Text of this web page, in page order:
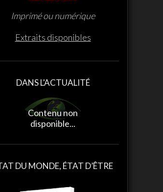
Imprimé ou numérique
Extraits disponibles
DANS L'ACTUALITÉ
Contenu non
disponible...
disponible...
DU MONDE, ÉTAT D’ÊTRE